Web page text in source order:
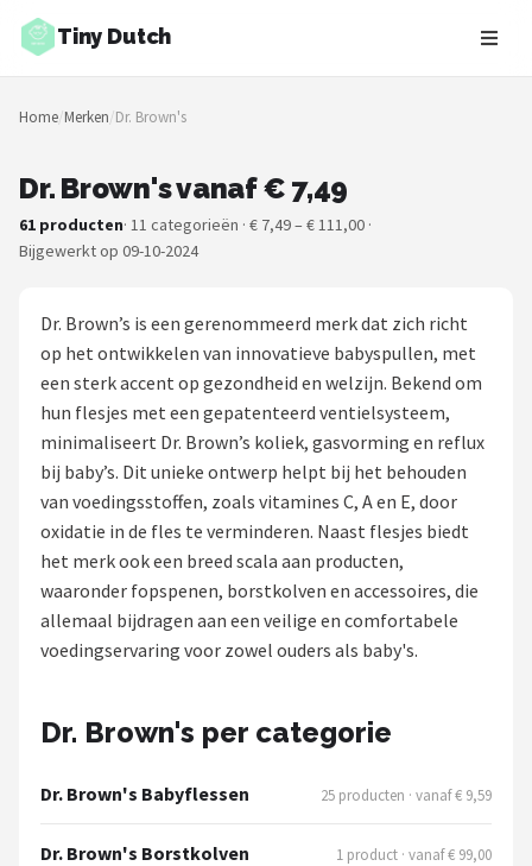
Tiny Dutch
Zoeken
NAVIGATIE
Merken
Speelgoed
Knuffel Cadeaus
Babykleding Cadeaus
POPULAIRE MERKEN
Jollein
Chouette-Chouette
Home/Merken/Dr. Brown's
Dr. Brown's vanaf € 7,49
61 producten· 11 categorieën · € 7,49 – € 111,00 ·
Bijgewerkt op 09-10-2024
Dr. Brown’s is een gerenommeerd merk dat zich richt
op het ontwikkelen van innovatieve babyspullen, met
een sterk accent op gezondheid en welzijn. Bekend om
hun flesjes met een gepatenteerd ventielsysteem,
minimaliseert Dr. Brown’s koliek, gasvorming en reflux
bij baby’s. Dit unieke ontwerp helpt bij het behouden
van voedingsstoffen, zoals vitamines C, A en E, door
oxidatie in de fles te verminderen. Naast flesjes biedt
het merk ook een breed scala aan producten,
waaronder fopspenen, borstkolven en accessoires, die
allemaal bijdragen aan een veilige en comfortabele
voedingservaring voor zowel ouders als baby's.
Dr. Brown's per categorie
Dr. Brown's Babyflessen 25 producten · vanaf € 9,59
Dr. Brown's Borstkolven 1 product · vanaf € 99,00